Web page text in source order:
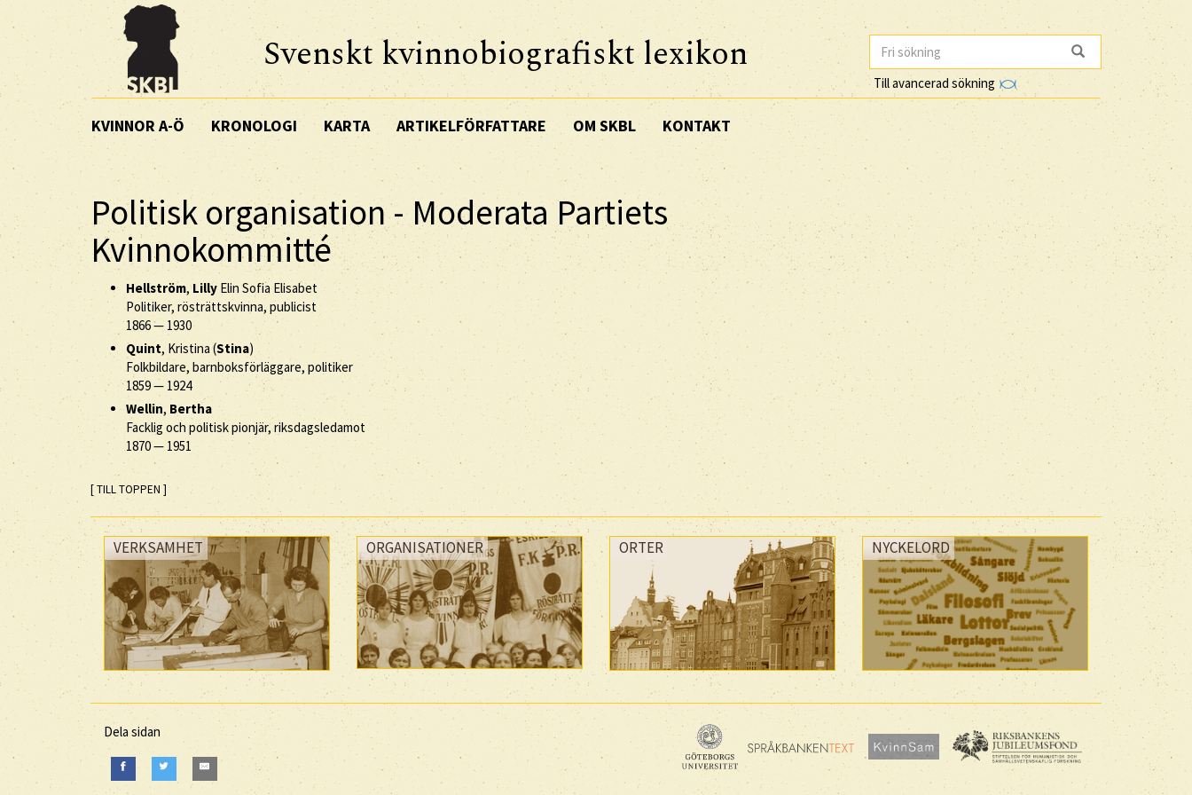
Svenskt kvinnobiografiskt lexikon
Till avancerad sökning
KVINNOR A-Ö KRONOLOGI KARTA ARTIKELFÖRFATTARE OM SKBL KONTAKT
Politisk organisation - Moderata Partiets
Kvinnokommitté
Hellström,Lilly Elin Sofia Elisabet
Politiker, rösträttskvinna, publicist
1866— 1930
Quint, Kristina (Stina)
Folkbildare, barnboksförläggare, politiker
1859— 1924
Wellin, Bertha
Facklig och politisk pionjär, riksdagsledamot
1870— 1951
[ TILL TOPPEN ]
VERKSAMHET ORGANISATIONER ORTER NYCKELORD
Dela sidan